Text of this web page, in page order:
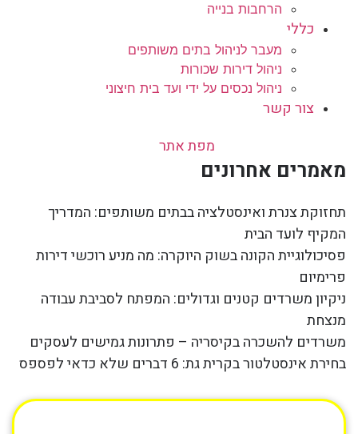
הרחבות בנייה
כללי
מעבר לניהול בתים משותפים
ניהול דירות שכורות
ניהול נכסים על ידי ועד בית חיצוני
צור קשר
מפת אתר
מאמרים אחרונים
תחזוקת צנרת ואינסטלציה בבתים משותפים: המדריך
המקיף לועד הבית
פסיכולוגיית הקונה בשוק היוקרה: מה מניע רוכשי דירות
פרימיום
ניקיון משרדים קטנים וגדולים: המפתח לסביבת עבודה
מנצחת
משרדים להשכרה בקיסריה – פתרונות גמישים לעסקים
בחירת אינסטלטור בקרית גת: 6 דברים שלא כדאי לפספס